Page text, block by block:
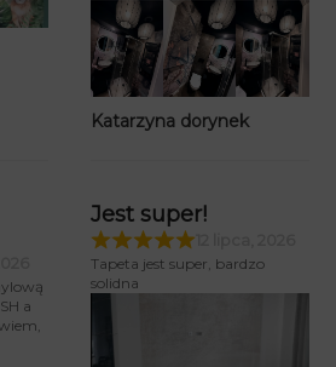
Katarzyna dorynek
a
Jest super!
Tapeta jest super, bardzo
solidna